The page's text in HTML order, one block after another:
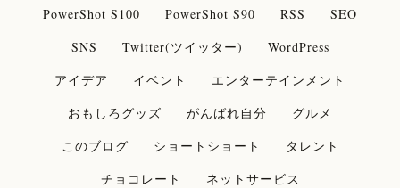
PowerShot S100
PowerShot S90 RSS
SEO
SNS
Twitter(ツイッター)
WordPress
アイデア
イベント
エンターテインメント
おもしろグッズ
がんばれ自分
グルメ
このブログ
ショートショート
タレント
チョコレート
ネットサービス